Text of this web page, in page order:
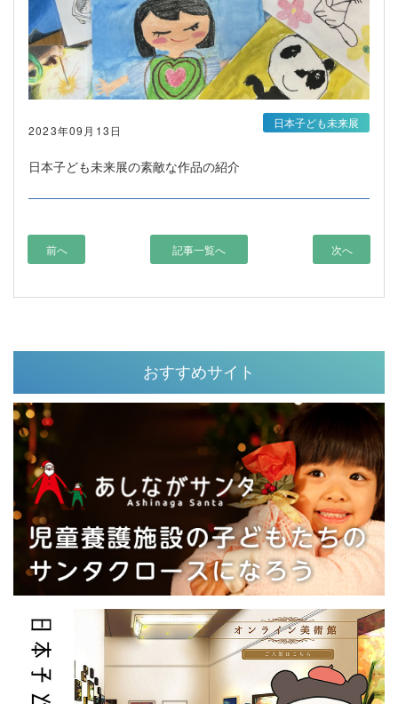
2023年09月13日
日本子ども未来展の素敵な作品の紹介
日本子ども未来展
前へ 記事一覧へ 次へ
おすすめサイト